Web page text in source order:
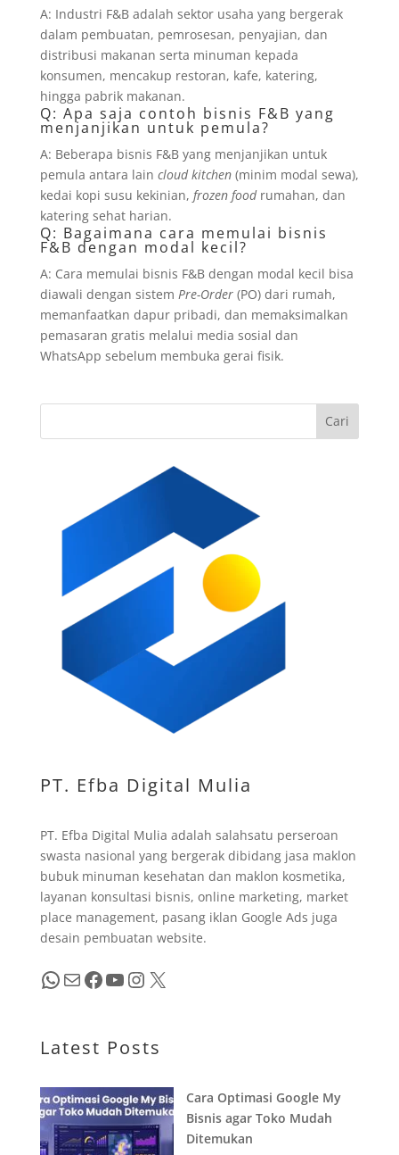
A: Industri F&B adalah sektor usaha yang bergerak
dalam pembuatan, pemrosesan, penyajian, dan
distribusi makanan serta minuman kepada
konsumen, mencakup restoran, kafe, katering,
hingga pabrik makanan.
Q: Apa saja contoh bisnis F&B yang
menjanjikan untuk pemula?
A: Beberapa bisnis F&B yang menjanjikan untuk
pemula antara lain cloud kitchen(minim modal sewa),
kedai kopi susu kekinian, frozen foodrumahan, dan
katering sehat harian.
Q: Bagaimana cara memulai bisnis
F&B dengan modal kecil?
A: Cara memulai bisnis F&B dengan modal kecil bisa
diawali dengan sistem Pre-Order(PO) dari rumah,
memanfaatkan dapur pribadi, dan memaksimalkan
pemasaran gratis melalui media sosial dan
WhatsApp sebelum membuka gerai fisik.
Cari
PT. Efba Digital Mulia
PT. Efba Digital Mulia adalah salahsatu perseroan
swasta nasional yang bergerak dibidang jasa maklon
bubuk minuman kesehatan dan maklon kosmetika,
layanan konsultasi bisnis, online marketing, market
place management, pasang iklan Google Ads juga
desain pembuatan website.
WhatsApp Mail Facebook YouTube InstagramX
Latest Posts
Cara Optimasi Google My
Bisnis agar Toko Mudah
Ditemukan